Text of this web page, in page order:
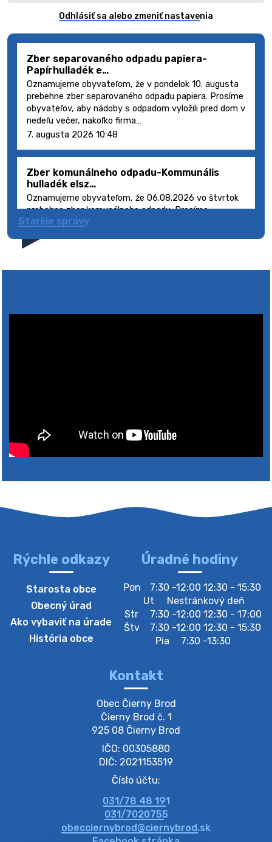
Odhlásiť sa alebo zmeniť nastavenia
Zber separovaného odpadu papiera-
Papírhulladék e…
Oznamujeme obyvateľom, že v pondelok 10. augusta
prebehne zber separovaného odpadu papiera. Prosíme
obyvateľov, aby nádoby s odpadom vyložili pred dom v
nedeľu večer, nakoľko firma…
7. augusta 2026 10:48
Zber komunálneho odpadu-Kommunális
hulladék elsz…
Oznamujeme obyvateľom, že 06.08.2026 vo štvrtok
prebehne zber komunálneho odpadu. Prosíme
obyvateľov, aby smetné nádoby s odpadom vyložili
5. augusta 2026 08:41
4. augusta 2026 10:05
Zberný dvor-Gyűjtőudvar
Oznamujeme obyvateľom, že v stredu 05. augusta
bude zberný dvor zatvorený. Értesítjük a lakosokat,
hogy szerdán augusztus 05-én a gyűjtőudvar zárva
lesz https://ciernybrod.sk?p=214…
Zber separovaného odpadu plastu-
Szeparált műanya…
Oznamujeme obyvateľom, že v stredu 05. augusta
prebehne zber separovaného odpadu plastu. Prosíme
obyvateľov, aby vrecia s odpadom vyložili pred dom už
večer vopred, nakoľko firma F…
4. augusta 2026 09:51
Oznámenie o plánovanom prerušení dodávky
elektri…
Oznamujeme Vám, že v určitých dňoch bude v
Staršie správy
Rýchle odkazy
Starosta obce
Obecný úrad
Ako vybaviť na úrade
História obce
Úradné hodiny
Pon
7:30 -12:00 12:30 - 15:30
Ut
Nestránkový deň
Str
7:30 -12:00 12:30 - 17:00
Štv
7:30 -12:00 12:30 - 15:30
Pia
7:30 -13:30
Kontakt
Obec Čierny Brod
Čierny Brod č. 1
925 08 Čierny Brod
IČO: 00305880
DIČ: 2021153519
Číslo účtu:
031/78 48 191
031/7020755
obecciernybrod@ciernybrod.sk